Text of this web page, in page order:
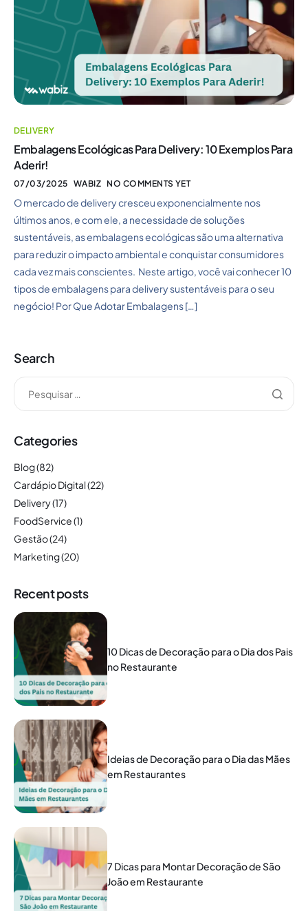
DELIVERY
Embalagens Ecológicas Para Delivery: 10 Exemplos Para
Aderir!
07/03/2025 WABIZ NO COMMENTS YET
O mercado de delivery cresceu exponencialmente nos
últimos anos, e com ele, a necessidade de soluções
sustentáveis, as embalagens ecológicas são uma alternativa
para reduzir o impacto ambiental e conquistar consumidores
cada vez mais conscientes. Neste artigo, você vai conhecer 10
tipos de embalagens para delivery sustentáveis para o seu
negócio! Por Que Adotar Embalagens […]
Search
Categories
Blog(82)
Cardápio Digital(22)
Delivery(17)
FoodService(1)
Gestão(24)
Marketing(20)
Recent posts
10 Dicas de Decoração para o Dia dos Pais
no Restaurante
Ideias de Decoração para o Dia das Mães
em Restaurantes
7 Dicas para Montar Decoração de São
João em Restaurante